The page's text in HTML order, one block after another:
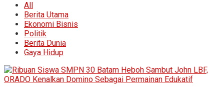
All
Berita Utama
Ekonomi Bisnis
Politik
Berita Dunia
Gaya Hidup